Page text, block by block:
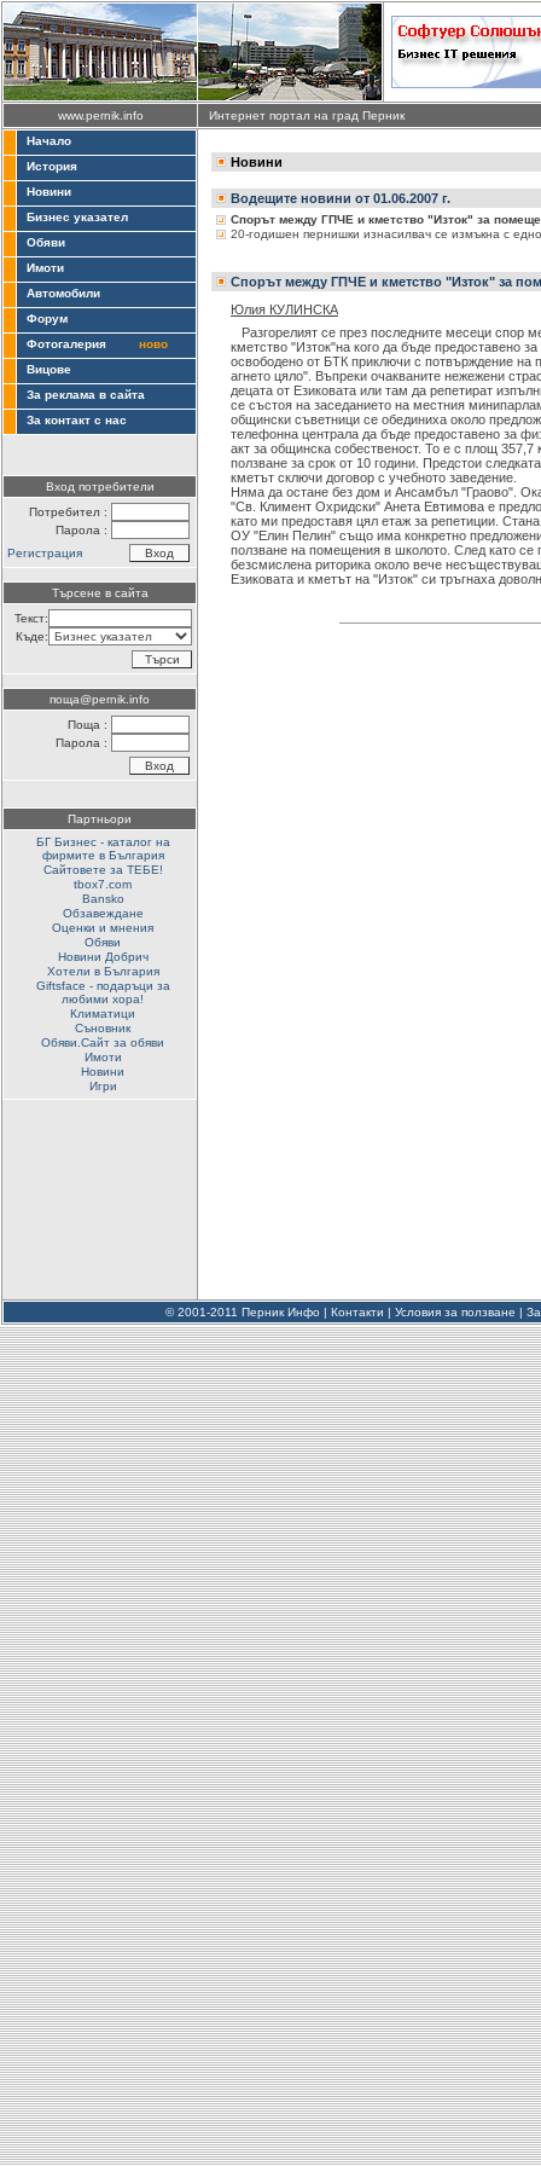
www.pernik.info
Интернет портал на град Перник
Начало
История
Новини
Бизнес указател
Обяви
Имоти
Автомобили
Форум
Фотогалерия
ново
Вицове
За реклама в сайта
За контакт с нас
Вход потребители
Потребител :
Парола :
Регистрация
Търсене в сайта
Текст:
Къде:
поща@pernik.info
Поща :
Парола :
Партньори
БГ Бизнес - каталог на
фирмите в България
Сайтовете за ТЕБЕ!
tbox7.com
Bansko
Обзавеждане
Оценки и мнения
Обяви
Новини Добрич
Хотели в България
Giftsface - подаръци за
любими хора!
Климатици
Съновник
Обяви.Сайт за обяви
Имоти
Новини
Игри
Новини
Водещите новини от 01.06.2007 г.
Спорът между ГПЧЕ и кметство "Изток" за
20-годишен пернишки изнасилвач се измъкна с
Спорът между ГПЧЕ и кметство "Изток" за
Юлия КУЛИНСКА
Разгорелият се през последните месеци спор
кметство "Изток"на кого да бъде предоставено
освободено от БТК приключи с потвърждение на
агнето цяло". Въпреки очакваните нежежени
децата от Езиковата или там да репетират
се състоя на заседанието на местния
общински съветници се обединиха около
телефонна централа да бъде предоставено за
акт за общинска собественост. То е с площ
ползване за срок от 10 години. Предстои
кметът сключи договор с учебното заведение.
Няма да остане без дом и Ансамбъл "Граово".
"Св. Климент Охридски" Анета Евтимова е
като ми предоставя цял етаж за репетиции.
ОУ "Елин Пелин" също има конкретно
ползване на помещения в школото. След като се
безсмислена риторика около вече
Езиковата и кметът на "Изток" си тръгнаха
© 2001-2011 Перник Инфо | Контакти | Условия за ползване |